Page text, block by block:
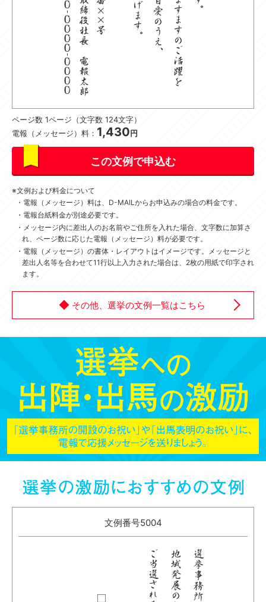
ページ数 1ページ（文字数 124文字）
電報（メッセージ）料： 1,430円
この文例で申込む
文例および料金について
電報（メッセージ）料は、D-MAILからお申込みの場合の料金です。
電報台紙料金が別途必要です。
メッセージ内に差出人のお名前やご住所を入れた場合、文字数に加算さ
れ、ページ数に応じた電報（メッセージ）料が必要です。
電報（メッセージ）の書体・レイアウトはイメージです。
メッセージと
差出人名等を合わせて11行以上入力された場合は、2枚の用紙で印字され
ます。
その他、選挙の文例一覧はこちら
文例番号5004